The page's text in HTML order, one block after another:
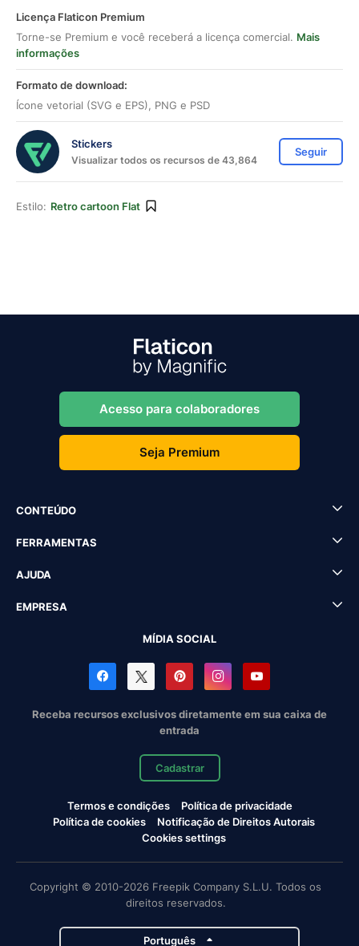
Licença Flaticon Premium
Torne-se Premium e você receberá a licença comercial. Mais
informações
Formato de download:
Ícone vetorial (SVG e EPS), PNG e PSD
Stickers
Visualizar todos os recursos de 43,864
Seguir
Estilo: Retro cartoon Flat
Acesso para colaboradores
Seja Premium
CONTEÚDO
FERRAMENTAS
AJUDA
EMPRESA
MÍDIA SOCIAL
Receba recursos exclusivos diretamente em sua caixa de
entrada
Cadastrar
Termos e condições
Política de privacidade
Política de cookies
Notificação de Direitos Autorais
Cookies settings
Copyright © 2010-2026 Freepik Company S.L.U. Todos os
direitos reservados.
Português